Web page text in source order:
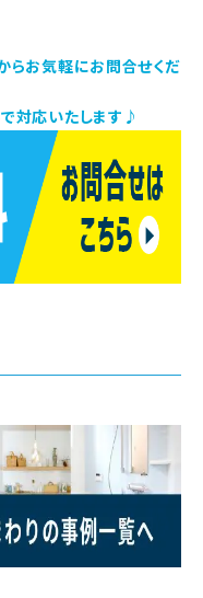
らお気軽にお問合せくだ
対応いたします♪